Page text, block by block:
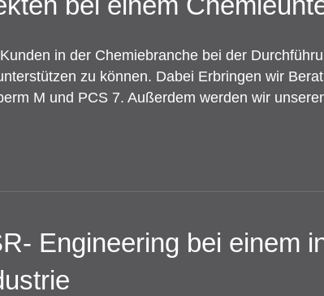
in der Chemiebranche bei der
zu können. Dabei Erbringen wir
M und PCS 7. Außerdem werden wir
Engineering bei einem